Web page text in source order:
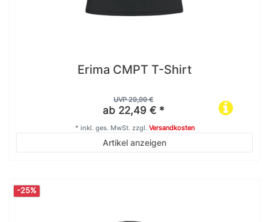
Erima CMPT T-Shirt
UVP 29,99 €
ab 22,49 € *
Artikel anzeigen
* inkl. ges. MwSt.zzgl. Versandkosten
-25%